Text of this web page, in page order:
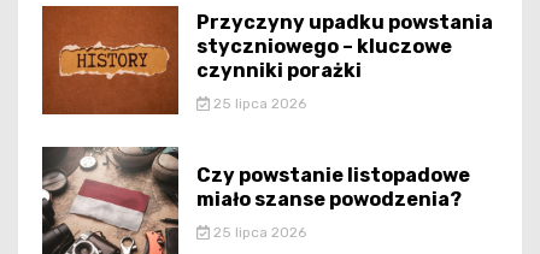
Przyczyny upadku powstania
styczniowego – kluczowe
czynniki porażki
25 lipca 2026
Czy powstanie listopadowe
miało szanse powodzenia?
25 lipca 2026